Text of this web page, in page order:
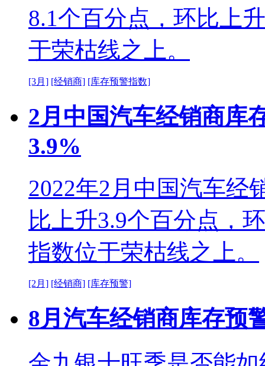
8.1个百分点，环比上
于荣枯线之上。
[3月] [经销商] [库存预警指数]
2月中国汽车经销商库
3.9%
2022年2月中国汽车经
比上升3.9个百分点，
指数位于荣枯线之上。
[2月] [经销商] [库存预警]
8月汽车经销商库存预